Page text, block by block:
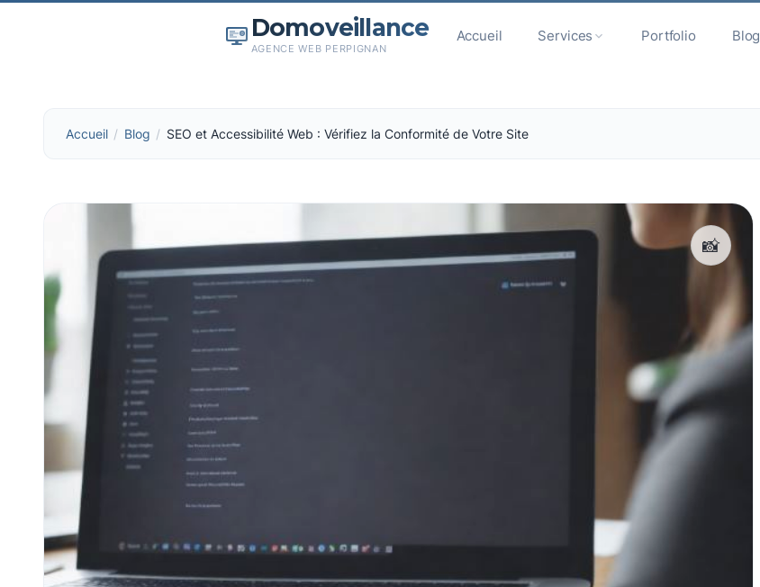
Domoveillance
AGENCE WEB PERPIGNAN
Accueil Services Portfolio Blog
Accueil Blog SEO et Accessibilité Web : Vérifiez la Conformité de Votre Site